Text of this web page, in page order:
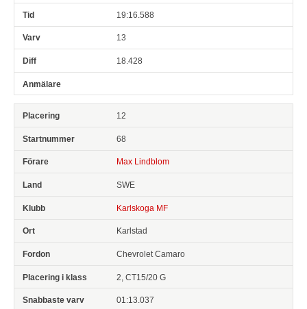
19:16.588
13
18.428
12
68
Max Lindblom
SWE
Karlskoga MF
Karlstad
Chevrolet Camaro
2, CT15/20 G
01:13.037